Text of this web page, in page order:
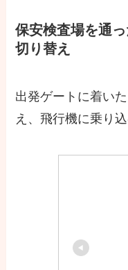
保安検査場を通
切り替え
出発ゲートに着い
え、飛行機に乗り